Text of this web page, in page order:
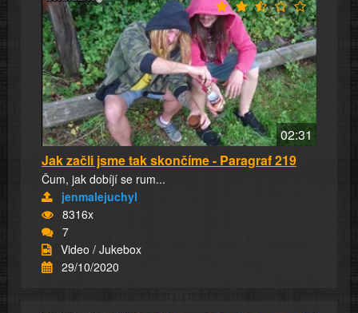
02:31
Jak začli jsme tak skončíme - Paragraf 219
Čum, jak dobíjí se rum...
jenmalejuchyl
8316x
7
Video / Jukebox
29/10/2020